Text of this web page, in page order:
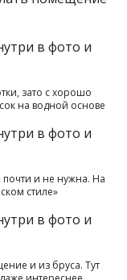
зато с хорошо
на водной основе
почти и не нужна. На
стиле»
и из бруса. Тут